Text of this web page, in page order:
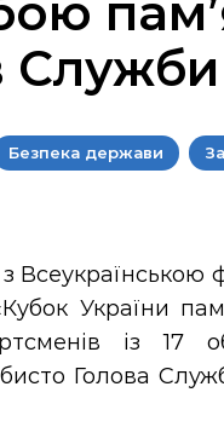
Служби
Безпека держави
України
із 17
Голова